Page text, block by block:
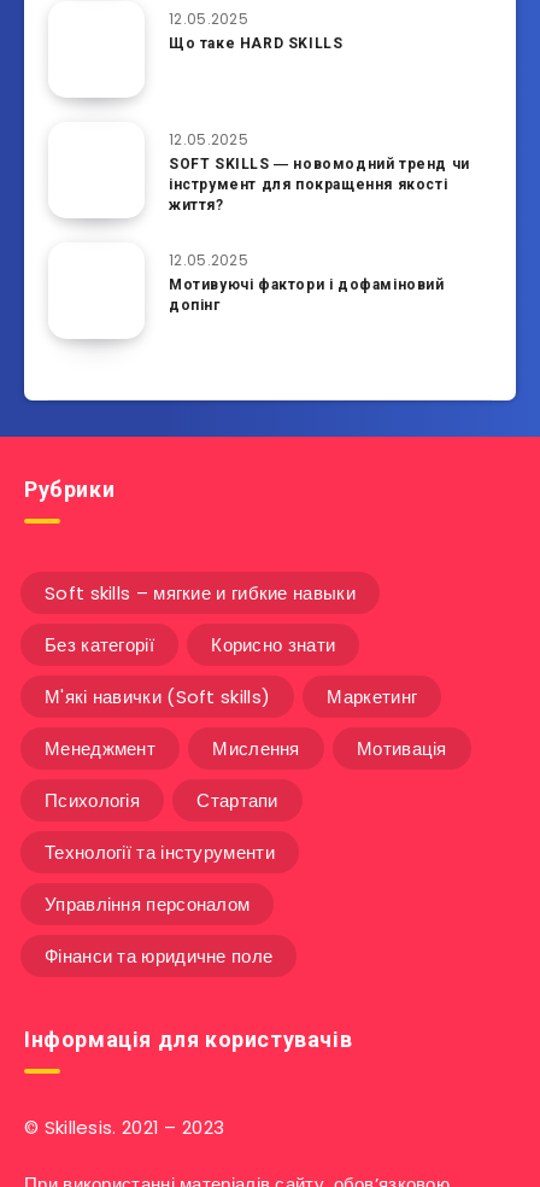
12.05.2025
Що таке HARD SKILLS
12.05.2025
SOFT SKILLS ― новомодний тренд чи
інструмент для покращення якості
життя?
12.05.2025
Мотивуючі фактори і дофаміновий
допінг
Рубрики
Soft skills – мягкие и гибкие навыки
Без категорії Корисно знати
М'які навички (Soft skills) Маркетинг
Менеджмент Мислення Мотивація
Психологія Стартапи
Технології та інстурументи
Управління персоналом
Фінанси та юридичне поле
Інформація для користувачів
© Skillesis. 2021 – 2023